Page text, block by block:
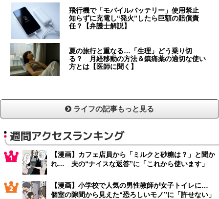
飛行機で「モバイルバッテリー」使用禁止
知らずに充電し“発火”したら巨額の賠償責
任？【弁護士解説】
夏の旅行と重なる…「生理」どう乗り切
る？ 月経移動の方法＆鎮痛薬の適切な使い
方とは【医師に聞く】
ライフの記事もっと見る
週間アクセスランキング
【漫画】カフェ店員から「ミルクと砂糖は？」と聞か
れ… 夫の“ナイスな返答”に「これから使います」
【漫画】小学校で人気の男性教師が女子トイレに…
個室の隙間から見えた“恐ろしいモノ”に「許せない」